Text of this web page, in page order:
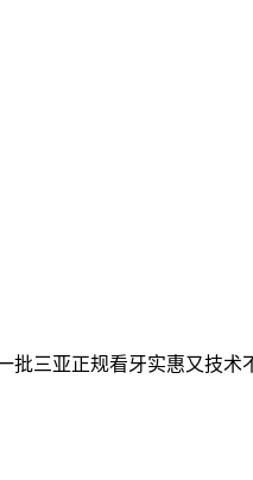
三亚正规看牙实惠又技